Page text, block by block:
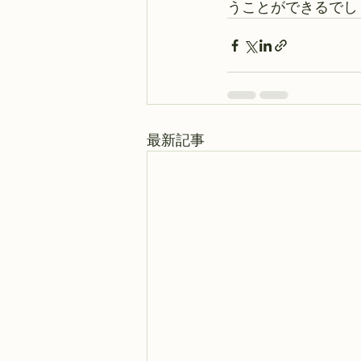
うことができるで
最新記事